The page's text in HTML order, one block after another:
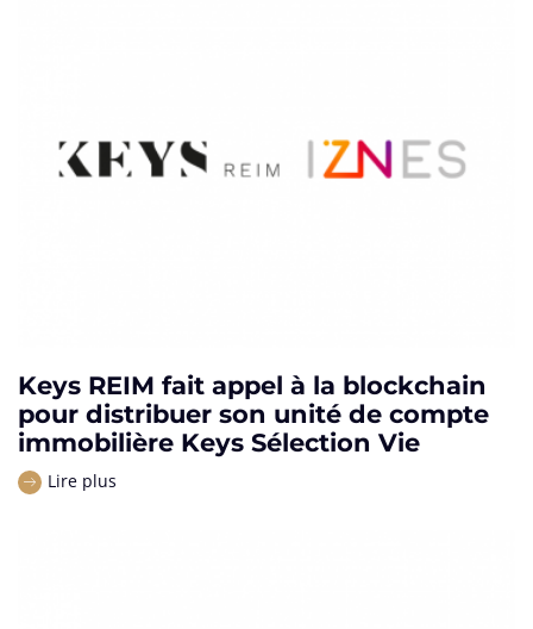
Keys REIM fait appel à la blockchain
pour distribuer son unité de compte
immobilière Keys Sélection Vie
Lire plus